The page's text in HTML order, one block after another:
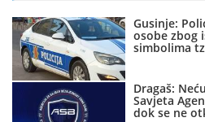
Gusinje:
osobe zbog
simbolima
Dragaš:
Savjeta
dok se ne